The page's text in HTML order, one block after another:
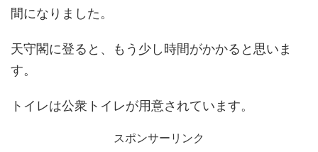
間になりました。
天守閣に登ると、もう少し時間がかかると思いま
す。
トイレは公衆トイレが用意されています。
スポンサーリンク